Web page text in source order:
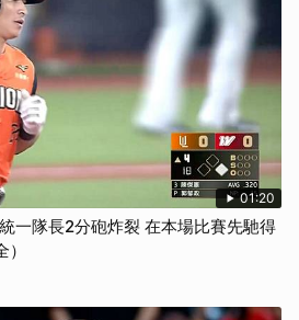
01:20
一隊長2分砲炸裂 在本場比賽先馳得